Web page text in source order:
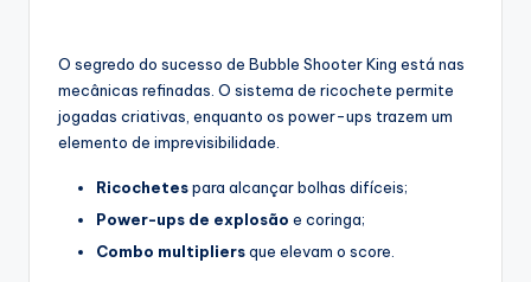
O segredo do sucesso de Bubble Shooter King está nas
mecânicas refinadas. O sistema de ricochete permite
jogadas criativas, enquanto os power-ups trazem um
elemento de imprevisibilidade.
Ricochetespara alcançar bolhas difíceis;
Power-ups de explosão e coringa;
Combo multipliersque elevam o score.